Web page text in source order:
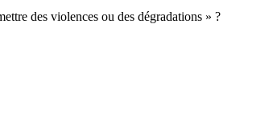
des violences ou des dégradations » ?